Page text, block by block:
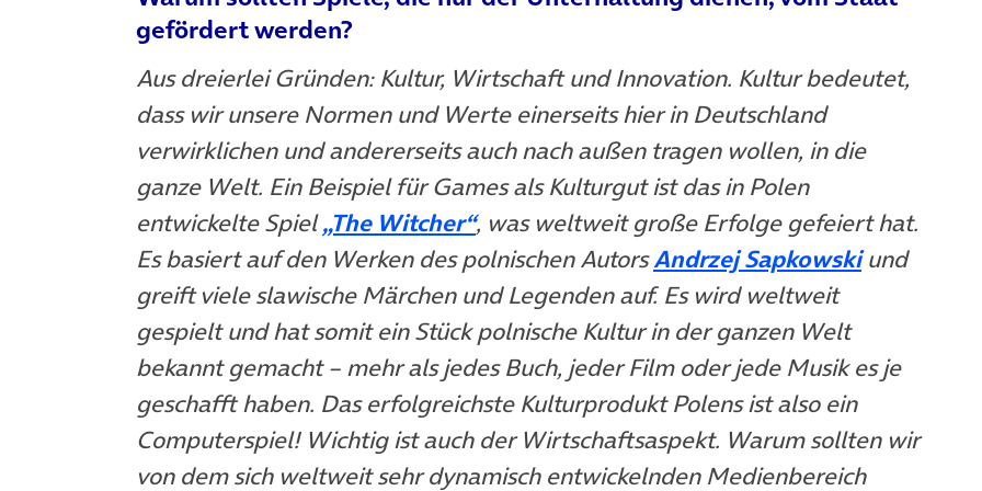
gefördert werden?
Aus dreierlei Gründen: Kultur, Wirtschaft und Innovation. Kultur bedeutet,
dass wir unsere Normen und Werte einerseits hier in Deutschland
verwirklichen und andererseits auch nach außen tragen wollen, in die
ganze Welt. Ein Beispiel für Games als Kulturgut ist das in Polen
entwickelte Spiel„The Witcher“(öffnet in neuem Tab)
, was weltweit große Erfolge gefeiert hat.
Es basiert auf den Werken des polnischen AutorsAndrzej Sapkowski(öffnet in
und
greift viele slawische Märchen und Legenden auf. Es wird weltweit
gespielt und hat somit ein Stück polnische Kultur in der ganzen Welt
bekannt gemacht – mehr als jedes Buch, jeder Film oder jede Musik es je
geschafft haben. Das erfolgreichste Kulturprodukt Polens ist also ein
Computerspiel! Wichtig ist auch der Wirtschaftsaspekt. Warum sollten wir
von dem sich weltweit sehr dynamisch entwickelnden Medienbereich